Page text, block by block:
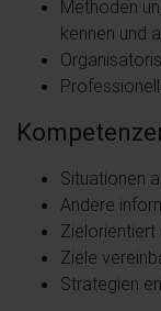
Methoden
kennen und
Situationen
Andere
Zielorientiert
Ziele
Strategien